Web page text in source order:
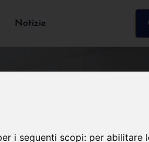
i seguenti scopi: per abilitare
Notizie